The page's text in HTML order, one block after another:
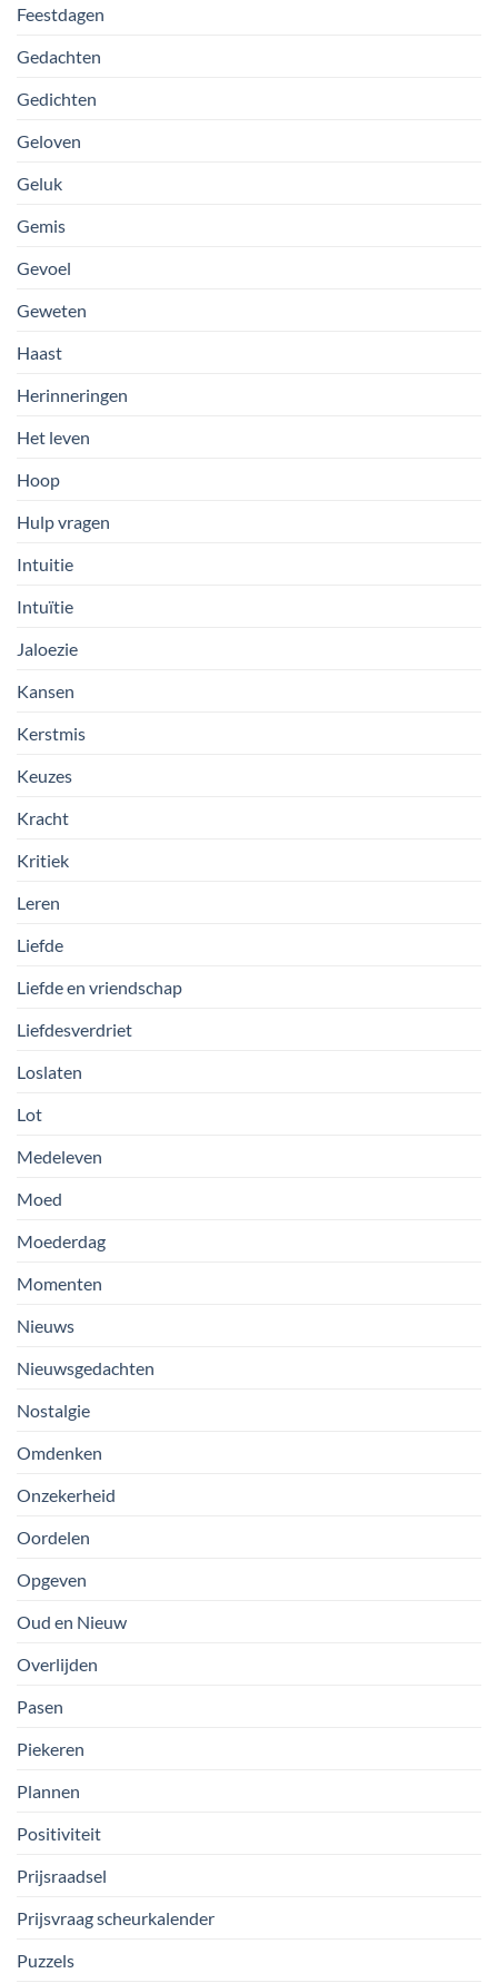
Feestdagen
Gedachten
Gedichten
Geloven
Geluk
Gemis
Gevoel
Geweten
Haast
Herinneringen
Het leven
Hoop
Hulp vragen
Intuitie
Intuïtie
Jaloezie
Kansen
Kerstmis
Keuzes
Kracht
Kritiek
Leren
Liefde
Liefde en vriendschap
Liefdesverdriet
Loslaten
Lot
Medeleven
Moed
Moederdag
Momenten
Nieuws
Nieuwsgedachten
Nostalgie
Omdenken
Onzekerheid
Oordelen
Opgeven
Oud en Nieuw
Overlijden
Pasen
Piekeren
Plannen
Positiviteit
Prijsraadsel
Prijsvraag scheurkalender
Puzzels